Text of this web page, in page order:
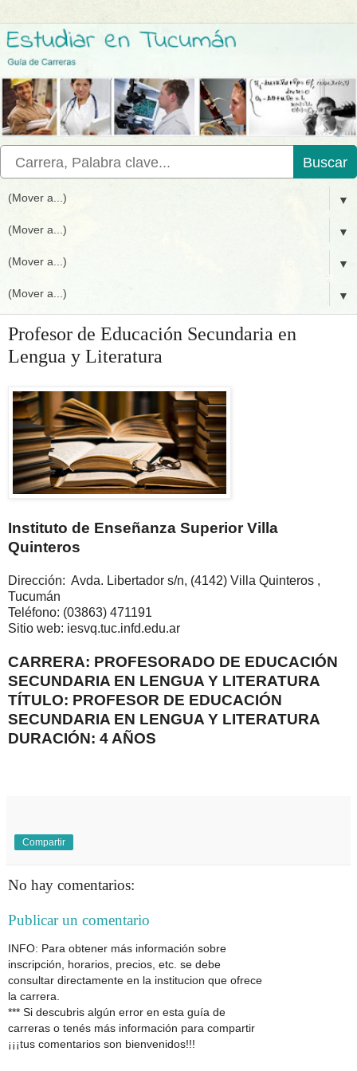
Buscar
▼
▼
▼
▼
Profesor de Educación Secundaria en
Lengua y Literatura
Instituto de Enseñanza Superior Villa
Quinteros
Dirección: Avda. Libertador s/n, (4142) Villa Quinteros ,
Tucumán
Teléfono: (03863) 471191
Sitio web: iesvq.tuc.infd.edu.ar
CARRERA: PROFESORADO DE EDUCACIÓN
SECUNDARIA EN LENGUA Y LITERATURA
TÍTULO: PROFESOR DE EDUCACIÓN
SECUNDARIA EN LENGUA Y LITERATURA
DURACIÓN: 4 AÑOS
Compartir
No hay comentarios:
Publicar un comentario
INFO: Para obtener más información sobre
inscripción, horarios, precios, etc. se debe
consultar directamente en la institucion que ofrece
la carrera.
*** Si descubris algún error en esta guía de
carreras o tenés más información para compartir
¡¡¡tus comentarios son bienvenidos!!!